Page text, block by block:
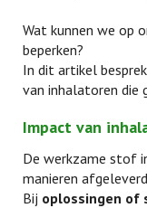
Wat kunnen we op
beperken?
In dit artikel
van inhalatoren die
Impact van
De werkzame stof
manieren
Bij oplossingen of